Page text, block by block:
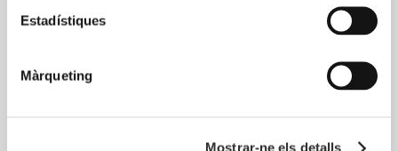
Estadístiques
Màrqueting
Mostrar-ne els detalls